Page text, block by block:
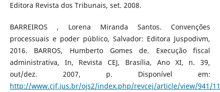
Editora Revista dos Tribunais, set. 2008.
BARREIROS , Lorena Miranda Santos. Convenções
processuais e poder público, Salvador: Editora Juspodivm,
2016. BARROS, Humberto Gomes de. Execução fiscal
administrativa, In, Revista CEJ, Brasília, Ano XI, n. 39,
out/dez. 2007, p. Disponível em:
http://www.cjf.jus.br/ojs2/index.php/revcej/article/view/941/